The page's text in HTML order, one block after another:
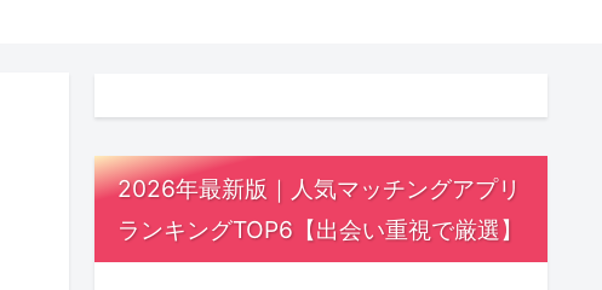
2026年最新版｜人気マッチングアプリ
ランキングTOP6【出会い重視で厳選】